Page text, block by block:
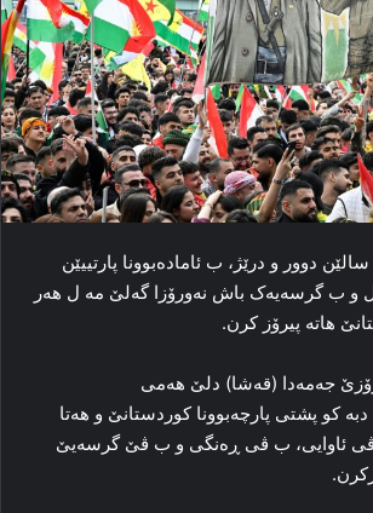
دوور و درێژ، ب ئاماده‌بوونا پارتییێن
و ب گرسه‌یه‌ک باش نه‌ورۆزا گه‌لێ مه‌ ل هه‌ر
هاته‌ پیرۆز کرن.
جه‌مه‌دا (قه‌شا) دلێ هه‌می
دبه‌ کو پشتی پارچه‌بوونا کوردستانێ و هه‌تا
۲۰۲٥ئان ب ڤی ئاوایی، ب ڤی ڕه‌نگی و ب ڤێ گرسه‌یێ